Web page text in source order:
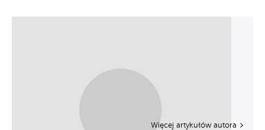
Więcej artykułów autora